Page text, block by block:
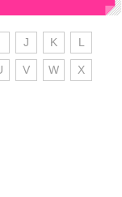
J K L
V W X